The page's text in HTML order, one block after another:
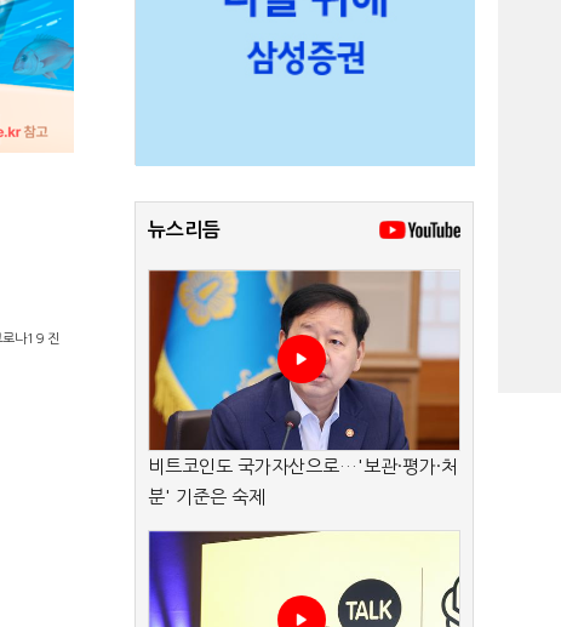
로나19 진
뉴스리듬
비트코인도 국가자산으로…'보관·평가·처
분' 기준은 숙제